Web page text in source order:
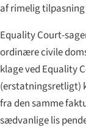
af rimelig
Equality Court-
ordinære civile
klage ved Equality
(erstatningsretligt)
fra den samme
sædvanligelis